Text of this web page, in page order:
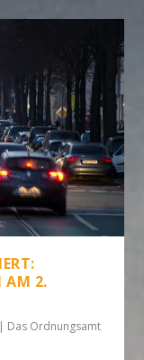
AM 2.
| Das Ordnungsamt